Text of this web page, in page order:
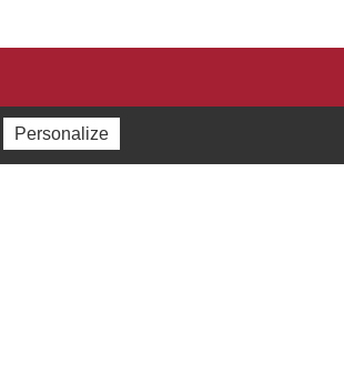
Personalize